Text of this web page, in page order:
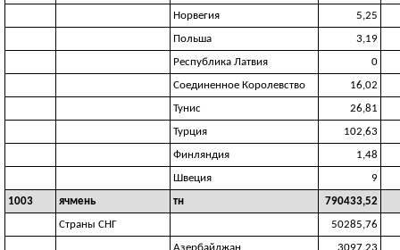
Норвегия
5,25
Польша
3,19
Республика Латвия
0
Соединенное Королевство
16,02
Тунис
26,81
Турция
102,63
Финляндия
1,48
Швеция
9
1003
ячмень тн
790433,52
Страны СНГ
50285,76
Азербайджан
3097,23